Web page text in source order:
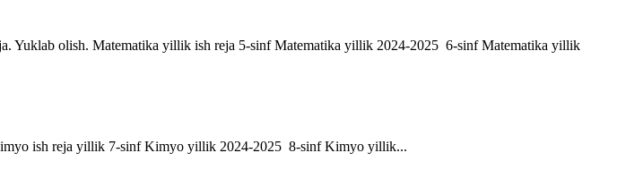
Yuklab olish. Matematika yillik ish reja 5-sinf Matematika yillik 2024-2025 6-sinf Matematika yillik
ish reja yillik 7-sinf Kimyo yillik 2024-2025 8-sinf Kimyo yillik...